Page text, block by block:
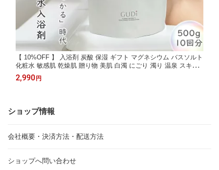
【 10%OFF 】 入浴剤 炭酸 保湿 ギフト マグネシウム バスソルト
化粧水 敏感肌 乾燥肌 贈り物 美肌 白濁 にごり 濁り 温泉 スキン
ケア カルシウム マラソン にごり 濁り 高級 オシャレ リラックス
500g 1個 サンゴライト化粧水入浴剤 秋 冬
2,990 円
ショップ情報
会社概要・決済方法・配送方法
ショップへ問い合わせ